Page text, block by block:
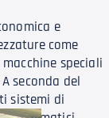
e
come
speciali
seconda del
sistemi di